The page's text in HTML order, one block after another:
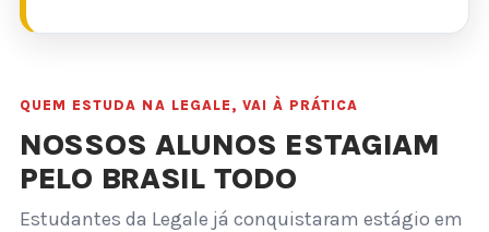
QUEM ESTUDA NA LEGALE, VAI À PRÁTICA
NOSSOS ALUNOS ESTAGIAM
PELO BRASIL TODO
Estudantes da Legale já conquistaram estágio em